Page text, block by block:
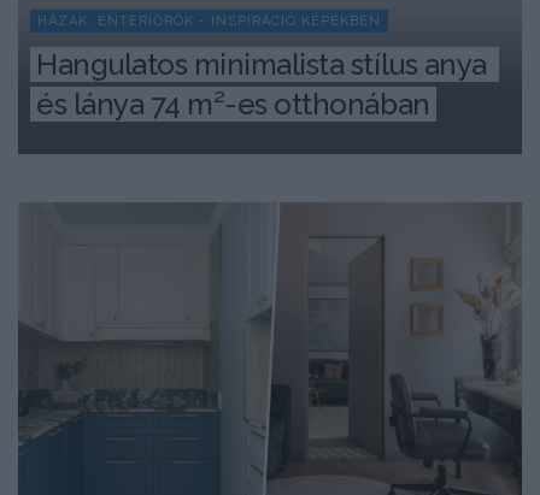
HÁZAK, ENTERIŐRÖK - INSPIRÁCIÓ KÉPEKBEN
Hangulatos minimalista stílus anya
és lánya 74 m²-es otthonában